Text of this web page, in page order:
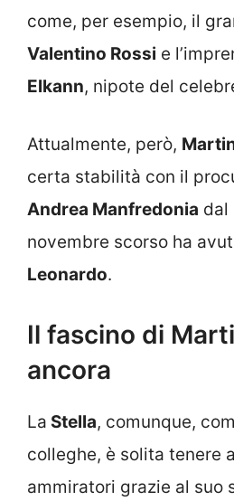
come, per esempio, il
Valentino Rossi e
Elkann, nipote del
Attualmente, però,
certa stabilità con il
Andrea Manfredonia dal
novembre scorso ha
Leonardo.
Il fascino di
ancora
La Stella, comunque,
colleghe, è solita tenere
ammiratori grazie al suo